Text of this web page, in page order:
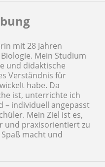
mit 28 Jahren
Mein Studium
und didaktische
Verständnis für
habe. Da
ist, unterrichte ich
– individuell angepasst
Mein Ziel ist es,
und praxisorientiert zu
macht und